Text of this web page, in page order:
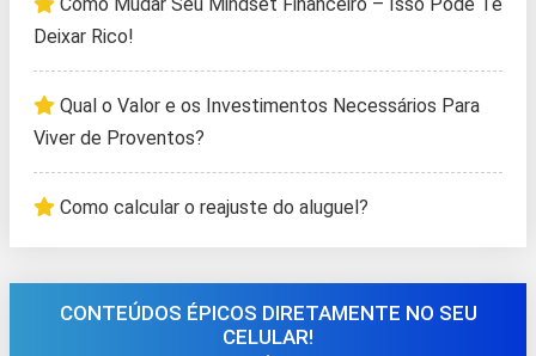
Deixar Rico!
Qual o Valor e os Investimentos Necessários Para
Viver de Proventos?
Como calcular o reajuste do aluguel?
CONTEÚDOS ÉPICOS DIRETAMENTE NO SEU
CELULAR!